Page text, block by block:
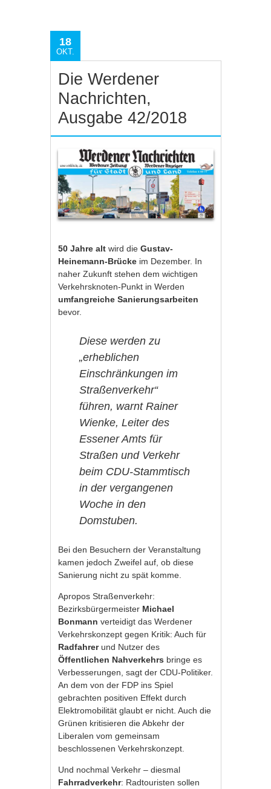
18
OKT.
Die Werdener
Nachrichten,
Ausgabe 42/2018
50 Jahre alt wird dieGustav-
Heinemann-Brücke im Dezember. In
naher Zukunft stehen dem wichtigen
Verkehrsknoten-Punkt in Werden
umfangreiche Sanierungsarbeiten
bevor.
Diese werden zu
„erheblichen
Einschränkungen im
Straßenverkehr“
führen, warntRainer
Wienke, Leiter des
Essener Amts für
Straßen und Verkehr
beim CDU-Stammtisch
in der vergangenen
Woche in den
Domstuben.
Bei den Besuchern der Veranstaltung
kamen jedoch Zweifel auf, ob diese
Sanierung nicht zu spät komme.
Apropos Straßenverkehr:
Bezirksbürgermeister Michael
Bonmann verteidigt das Werdener
Verkehrskonzept gegen Kritik: Auch für
Radfahrerund Nutzer des
Öffentlichen Nahverkehrs bringe es
Verbesserungen, sagt der CDU-Politiker.
An dem von der FDP ins Spiel
gebrachten positiven Effekt durch
Elektromobilität glaubt er nicht. Auch die
Grünen kritisieren die Abkehr der
Liberalen vom gemeinsam
beschlossenen Verkehrskonzept.
Und nochmal Verkehr – diesmal
Fahrradverkehr: Radtouristen sollen